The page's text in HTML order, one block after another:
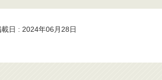
載日 : 2024年06月28日